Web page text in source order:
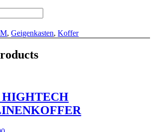
,Geigenkasten,Koffer